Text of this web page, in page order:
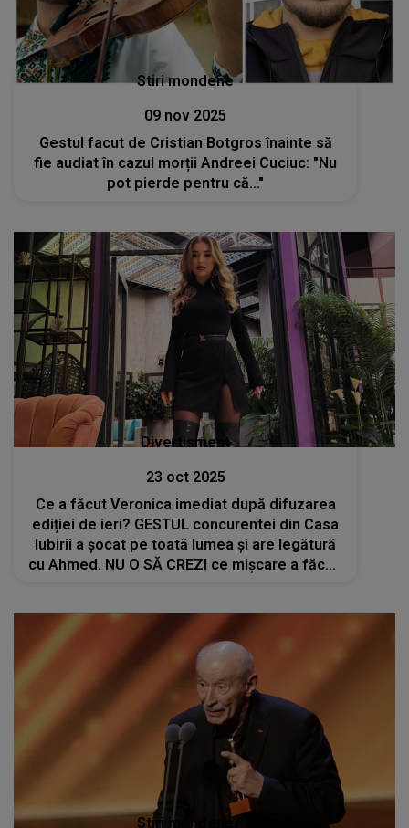
Stiri mondene
09 nov 2025
Gestul facut de Cristian Botgros înainte să
fie audiat în cazul morții Andreei Cuciuc: "Nu
pot pierde pentru că..."
Divertisment
23 oct 2025
Ce a făcut Veronica imediat după difuzarea
ediției de ieri? GESTUL concurentei din Casa
Iubirii a șocat pe toată lumea și are legătură
cu Ahmed. NU O SĂ CREZI ce mișcare a făcut!
Stiri mondene